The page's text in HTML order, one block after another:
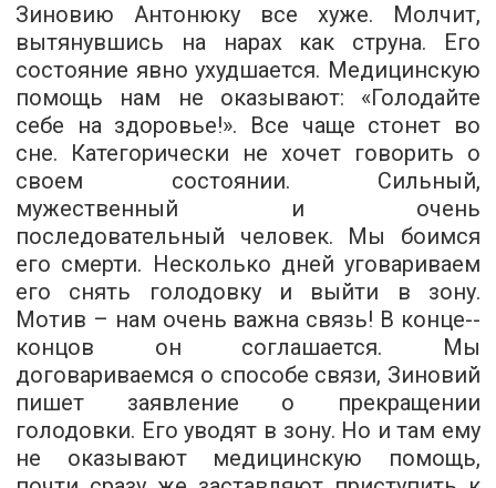
Зиновию Антонюку все хуже. Молчит,
вытянувшись на нарах как струна. Его
состояние явно ухудшается. Медицинскую
помощь нам не оказывают: «Голодайте
себе на здоровье!». Все чаще стонет во
сне. Категорически не хочет говорить о
своем состоянии. Сильный,
мужественный и очень
последовательный человек. Мы боимся
его смерти. Несколько дней уговариваем
его снять голодовку и выйти в зону.
Мотив – нам очень важна связь! В конце-­
концов он соглашается. Мы
договариваемся о способе связи, Зиновий
пишет заявление о прекращении
голодовки. Его уводят в зону. Но и там ему
не оказывают медицинскую помощь,